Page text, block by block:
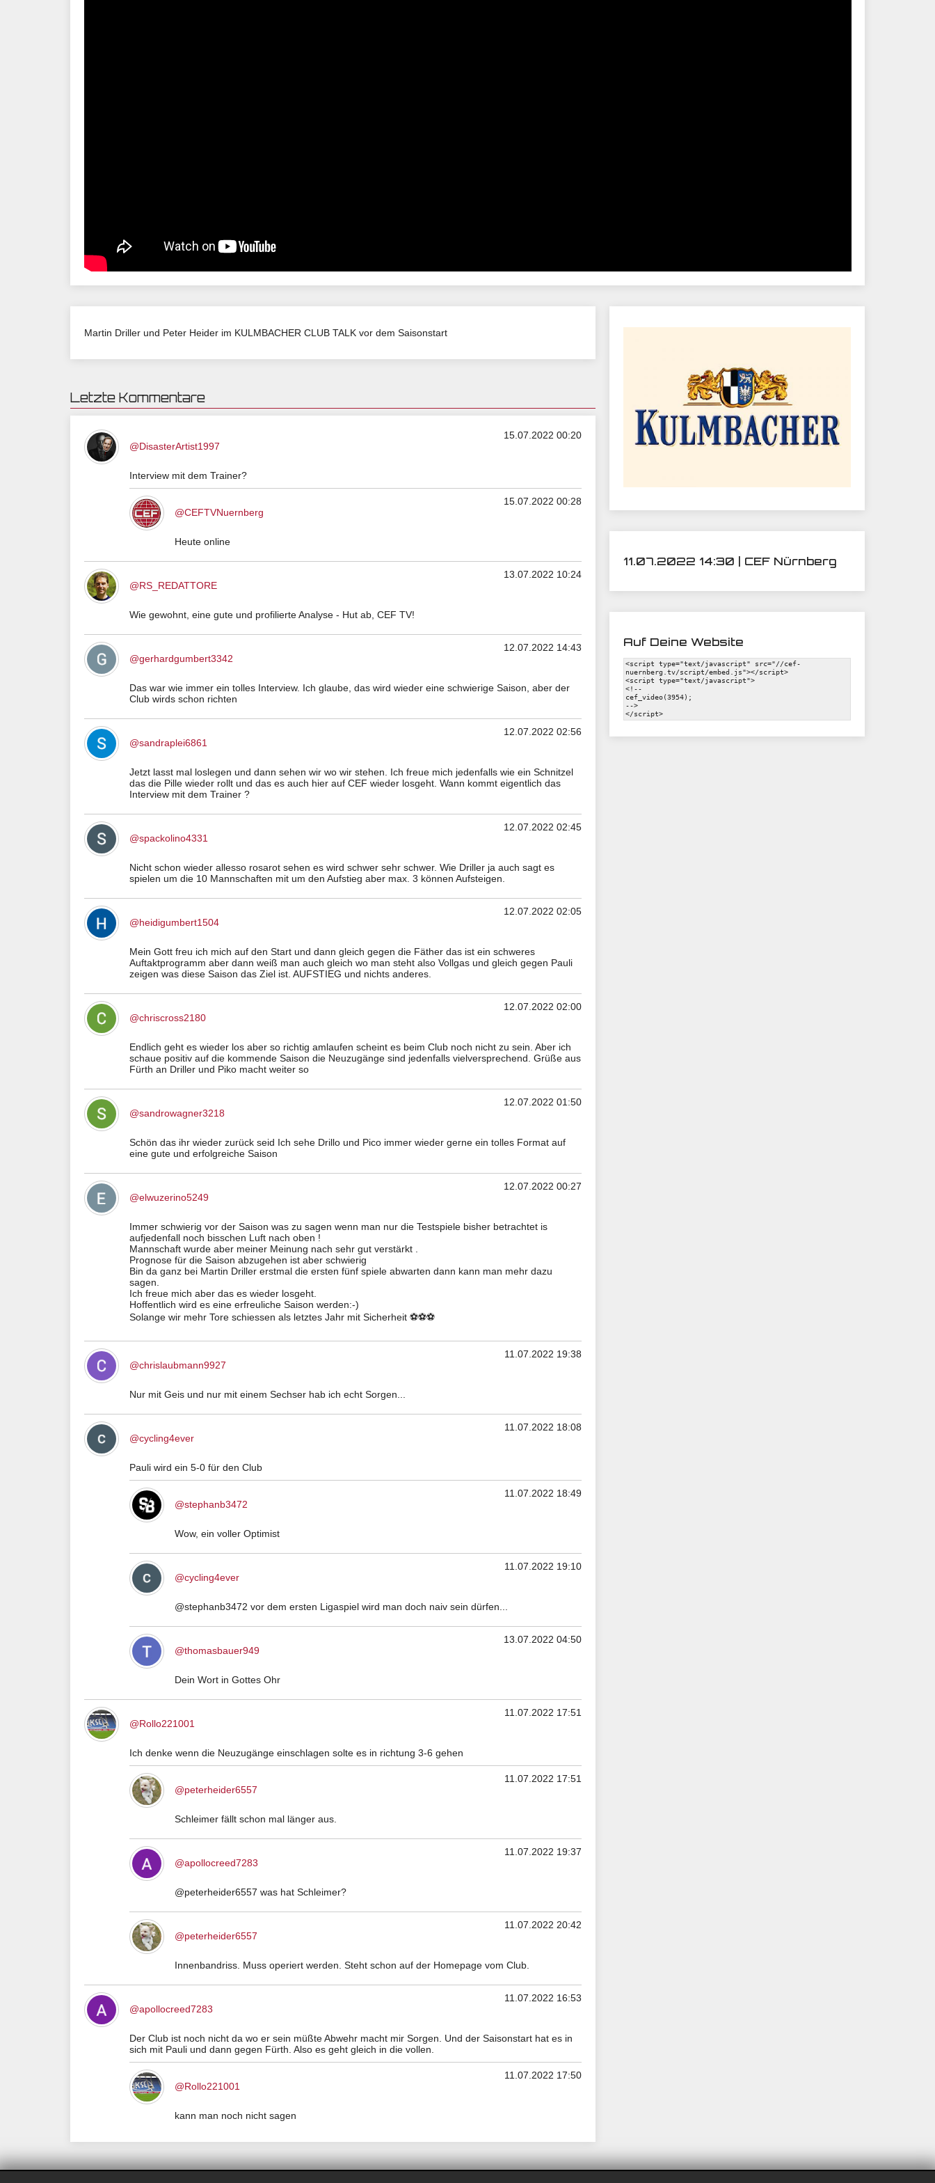
Martin Driller und Peter Heider im KULMBACHER CLUB TALK vor dem Saisonstart
Letzte Kommentare
15.07.2022 00:20
@DisasterArtist1997
Interview mit dem Trainer?
15.07.2022 00:28
@CEFTVNuernberg
Heute online
13.07.2022 10:24
@RS_REDATTORE
Wie gewohnt, eine gute und profilierte Analyse - Hut ab, CEF TV!
12.07.2022 14:43
@gerhardgumbert3342
Das war wie immer ein tolles Interview. Ich glaube, das wird wieder eine schwierige Saison, aber der
Club wirds schon richten
12.07.2022 02:56
@sandraplei6861
Jetzt lasst mal loslegen und dann sehen wir wo wir stehen. Ich freue mich jedenfalls wie ein Schnitzel
das die Pille wieder rollt und das es auch hier auf CEF wieder losgeht. Wann kommt eigentlich das
Interview mit dem Trainer ?
12.07.2022 02:45
@spackolino4331
Nicht schon wieder allesso rosarot sehen es wird schwer sehr schwer. Wie Driller ja auch sagt es
spielen um die 10 Mannschaften mit um den Aufstieg aber max. 3 können Aufsteigen.
12.07.2022 02:05
@heidigumbert1504
Mein Gott freu ich mich auf den Start und dann gleich gegen die Fäther das ist ein schweres
Auftaktprogramm aber dann weiß man auch gleich wo man steht also Vollgas und gleich gegen Pauli
zeigen was diese Saison das Ziel ist. AUFSTIEG und nichts anderes.
12.07.2022 02:00
@chriscross2180
Endlich geht es wieder los aber so richtig amlaufen scheint es beim Club noch nicht zu sein. Aber ich
schaue positiv auf die kommende Saison die Neuzugänge sind jedenfalls vielversprechend. Grüße aus
Fürth an Driller und Piko macht weiter so
12.07.2022 01:50
@sandrowagner3218
Schön das ihr wieder zurück seid Ich sehe Drillo und Pico immer wieder gerne ein tolles Format auf
eine gute und erfolgreiche Saison
12.07.2022 00:27
@elwuzerino5249
Immer schwierig vor der Saison was zu sagen wenn man nur die Testspiele bisher betrachtet is
aufjedenfall noch bisschen Luft nach oben !
Mannschaft wurde aber meiner Meinung nach sehr gut verstärkt .
Prognose für die Saison abzugehen ist aber schwierig
Bin da ganz bei Martin Driller erstmal die ersten fünf spiele abwarten dann kann man mehr dazu
sagen.
Ich freue mich aber das es wieder losgeht.
Hoffentlich wird es eine erfreuliche Saison werden:-)
Solange wir mehr Tore schiessen als letztes Jahr mit Sicherheit ⚽️⚽️⚽️
11.07.2022 19:38
@chrislaubmann9927
Nur mit Geis und nur mit einem Sechser hab ich echt Sorgen...
11.07.2022 18:08
@cycling4ever
Pauli wird ein 5-0 für den Club
11.07.2022 18:49
@stephanb3472
Wow, ein voller Optimist
11.07.2022 19:10
@cycling4ever
@stephanb3472 vor dem ersten Ligaspiel wird man doch naiv sein dürfen...
13.07.2022 04:50
@thomasbauer949
Dein Wort in Gottes Ohr
11.07.2022 17:51
@Rollo221001
Ich denke wenn die Neuzugänge einschlagen solte es in richtung 3-6 gehen
11.07.2022 17:51
@peterheider6557
Schleimer fällt schon mal länger aus.
11.07.2022 19:37
@apollocreed7283
@peterheider6557 was hat Schleimer?
11.07.2022 20:42
@peterheider6557
Innenbandriss. Muss operiert werden. Steht schon auf der Homepage vom Club.
11.07.2022 16:53
@apollocreed7283
Der Club ist noch nicht da wo er sein müßte Abwehr macht mir Sorgen. Und der Saisonstart hat es in
sich mit Pauli und dann gegen Fürth. Also es geht gleich in die vollen.
11.07.2022 17:50
@Rollo221001
kann man noch nicht sagen
11.07.2022 14:30 | CEF Nürnberg
Auf Deine Website